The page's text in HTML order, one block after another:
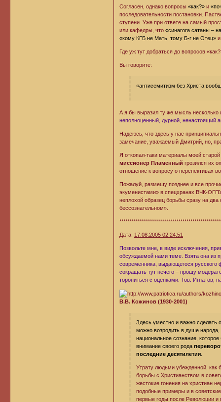
Согласен, однако вопросы«как?» и
последовательности постановки.
ступени. Уже при ответе на самый
или кафедры, что«синагога сатаны –
«кому КГБ не Мать, тому Б-г не Отец»
Где уж тут добраться до вопросов
Вы говорите:
«антисемитизм без Христа
А я бы выразил ту же мысль несколько
неполноценный, дурной, ненастоящий
Надеюсь, что здесь у нас
замечание, уважаемый Дмитрий, но,
Я откопал-таки материалы моей
миссионер Пламенный грозился их
отношение к вопросу о перспективах
Пожалуй, размещу позднее и все
экуменистами» в спецхранах ВЧК-
неплохой образец борьбы сразу на
бессознательном».
Дата: 17.08.2005 02:24:51
Позвольте мне, в виде исключения,
обсуждаемой нами теме. Взята она из
современника, выдающегося русского
сокращать тут нечего – прошу
торопиться с оценками. Тов. Игнатов,
В.В. Кожинов (1930-2001)
Здесь уместно и важно сделать
можно возродить в душе
национальное сознание,
внимание своего рода
последние десятилетия.
Утрату людьми убежденной, как
борьбы с Христианством в
жестокие гонения на христиан
подобные примеры и в
первые годы после Революции и